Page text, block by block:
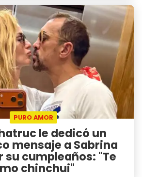
PURO AMOR
le dedicó un
mensaje a Sabrina
su cumpleaños: "Te
chinchui"